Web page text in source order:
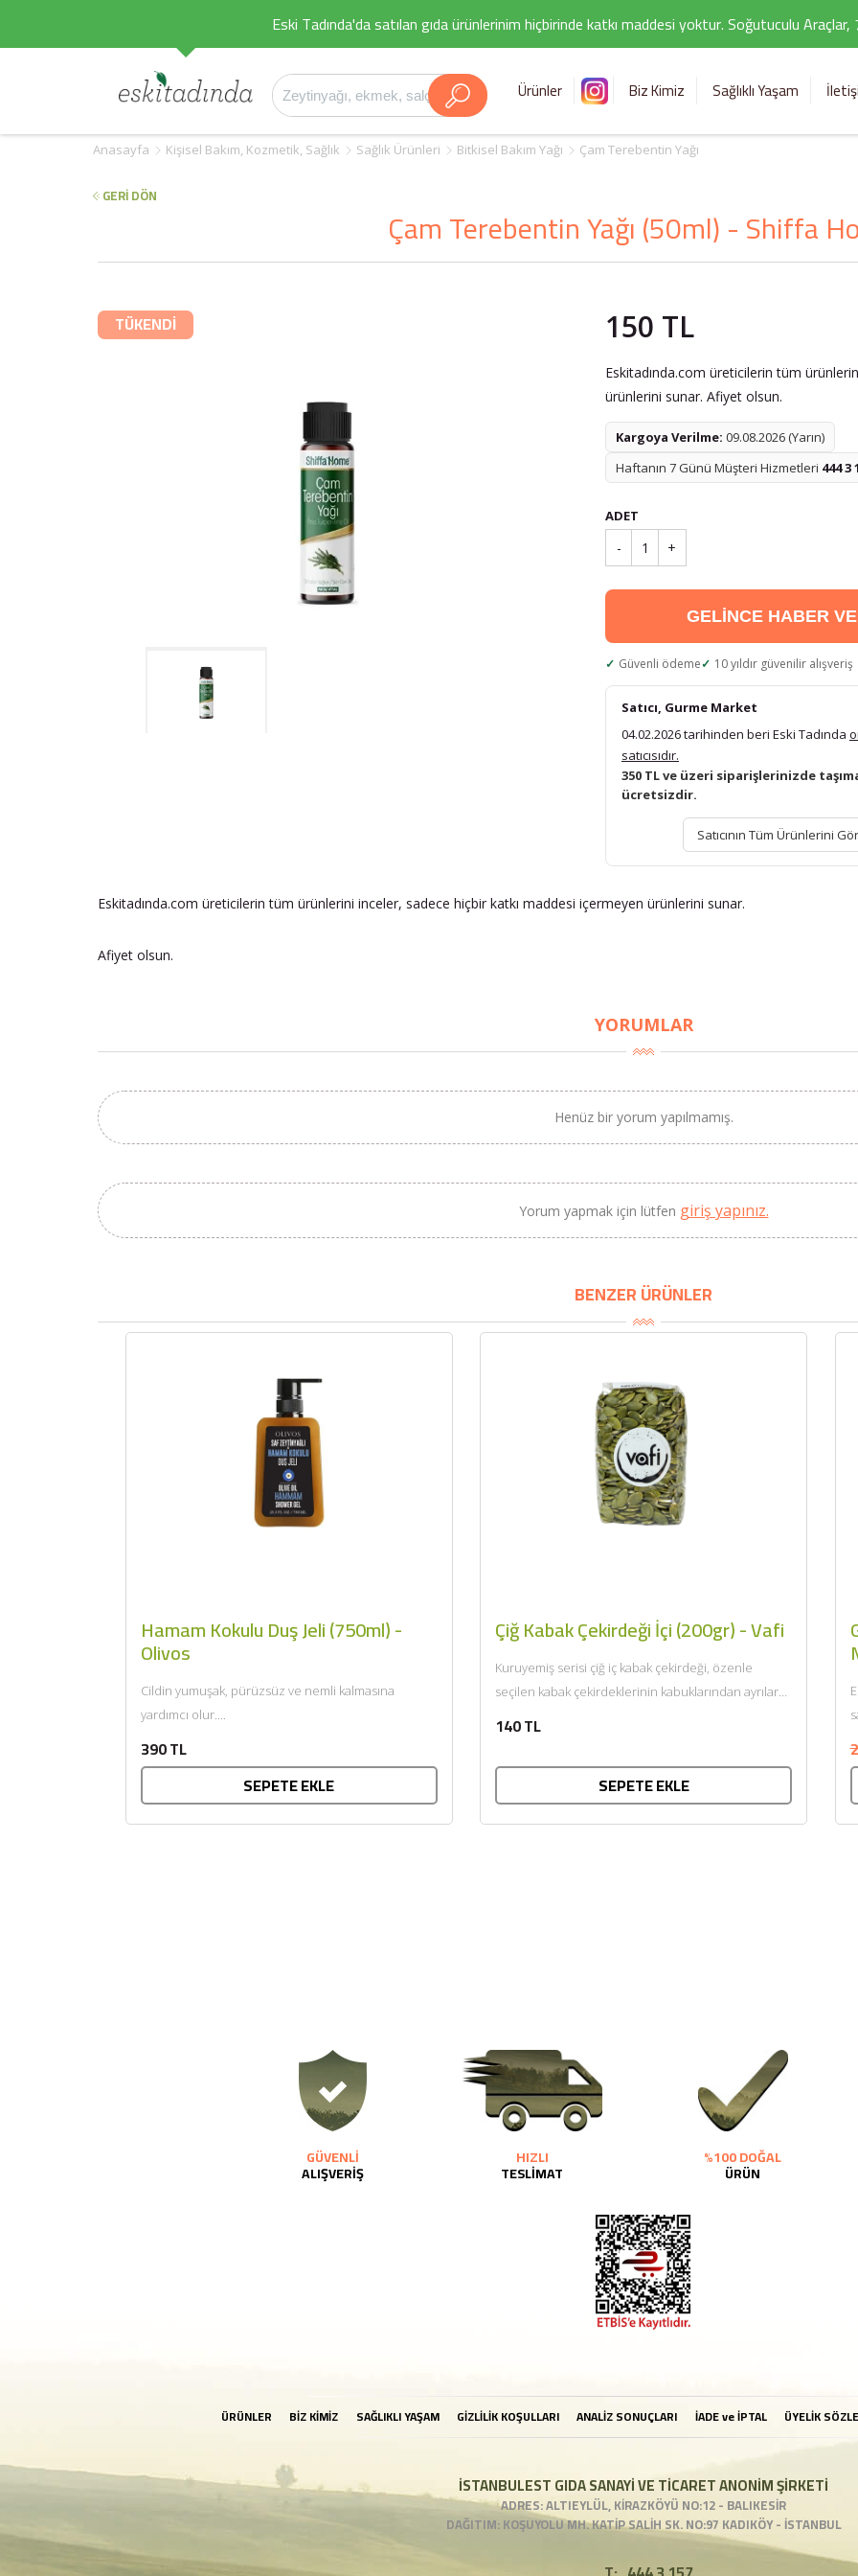
Eski Tadında'da satılan gıda ürünlerinim hiçbirinde katkı maddesi yoktur. Soğutuculu
Ürünler Biz Kimiz Sağlıklı Yaşam
Anasayfa Kişisel Bakım, Kozmetik, Sağlık Sağlık Ürünleri Bitkisel Bakım Yağı Çam Terebentin Yağı
GERİ DÖN
Çam Terebentin Yağı (50ml) - Shiffa
TÜKENDİ 150 TL
Eskitadında.com üreticilerin tüm
ürünlerini sunar. Afiyet olsun.
Kargoya Verilme: 09.08.2026 (Yarın)
Haftanın 7 Günü Müşteri Hizmetleri 444 3
ADET
- 1 +
GELİNCE HABER
Güvenli ödeme 10 yıldır güvenilir alışveriş
Satıcı, Gurme Market
04.02.2026 tarihinden beri Eski Tadında
satıcısıdır.
350 TL ve üzeri siparişlerinizde
ücretsizdir.
Satıcının Tüm Ürünlerini Gör
Eskitadında.com üreticilerin tüm ürünlerini inceler, sadece hiçbir katkı maddesi içermeyen ürünlerini sunar.
Afiyet olsun.
YORUMLAR
Henüz bir yorum yapılmamış.
Yorum yapmak için lütfen giriş yapınız.
BENZER ÜRÜNLER
Hamam Kokulu Duş Jeli (750ml) -
Olivos
Cildin yumuşak, pürüzsüz ve nemli kalmasına
yardımcı olur....
390 TL
SEPETE EKLE
Çiğ Kabak Çekirdeği İçi (200gr) - Vafi
Kuruyemiş serisi çiğ iç kabak çekirdeği, özenle
seçilen kabak çekirdeklerinin kabuklarından ayrılarak
140 TL
SEPETE EKLE
GÜVENLİ
ALIŞVERİŞ
HIZLI
TESLİMAT
%100 DOĞAL
ÜRÜN
ÜRÜNLER BİZ KİMİZ SAĞLIKLI YAŞAM GİZLİLİK KOŞULLARI ANALİZ SONUÇLARI İADE ve İPTAL ÜYELİK
İSTANBULEST GIDA SANAYİ VE TİCARET ANONİM ŞİRKETİ
ADRES: ALTIEYLÜL, KİRAZKÖYÜ NO:12 - BALIKESİR
DAĞITIM: KOŞUYOLU MH. KATİP SALİH SK. NO:97 KADIKÖY - İSTANBUL
BU HAFTANIN PLANLI İNDİRİMİ
2690,00 TL
(5lt, Soğuk Sıkım) - Bilgem